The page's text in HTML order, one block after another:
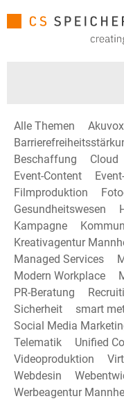
Alle Themen Akuvox
Beschaffung
Cloud
Event-Content
Filmproduktion
Gesundheitswesen
Kampagne
Kreativagentur
Managed Services
Modern Workplace
PR-Beratung
Sicherheit
smart
Social Media
Telematik
Unified
Videoproduktion
Webdesin
Werbeagentur